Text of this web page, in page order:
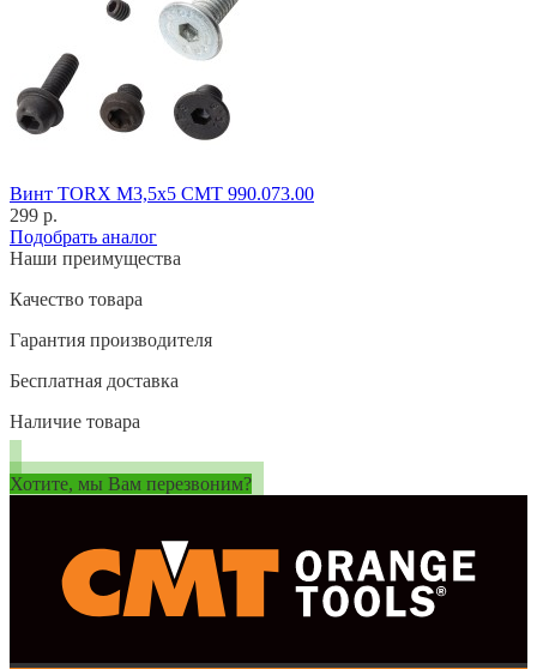
Винт TORX M3,5x5 CMT 990.073.00
299 р.
Подобрать аналог
Наши преимущества
Качество товара
Гарантия производителя
Бесплатная доставка
Наличие товара
Хотите, мы Вам перезвоним?